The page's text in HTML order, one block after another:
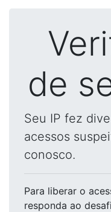
de
Seu IP fez
acessos
conosco.
Para liberar o
responda ao